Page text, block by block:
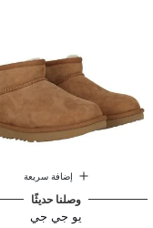
إضافة سريعة
وصلنا حديثًا
يو جي جي